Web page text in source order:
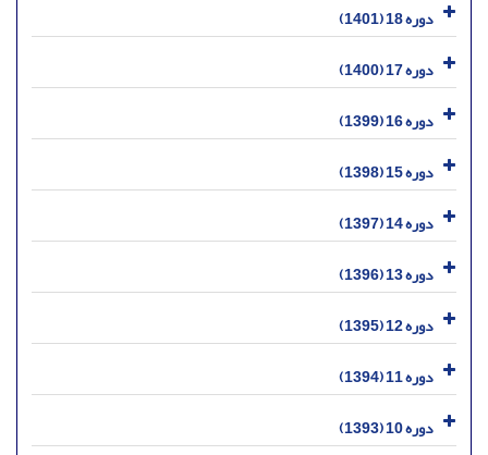
دوره 18 (1401)
دوره 17 (1400)
دوره 16 (1399)
دوره 15 (1398)
دوره 14 (1397)
دوره 13 (1396)
دوره 12 (1395)
دوره 11 (1394)
دوره 10 (1393)